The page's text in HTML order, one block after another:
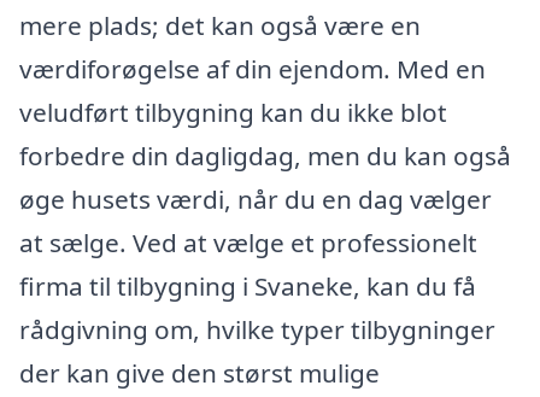
mere plads; det kan også være en
værdiforøgelse af din ejendom. Med en
veludført tilbygning kan du ikke blot
forbedre din dagligdag, men du kan også
øge husets værdi, når du en dag vælger
at sælge. Ved at vælge et professionelt
firma til tilbygning i Svaneke, kan du få
rådgivning om, hvilke typer tilbygninger
der kan give den størst mulige